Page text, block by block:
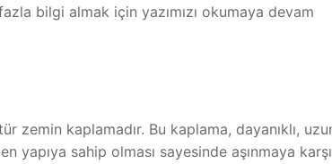
bilgi almak için yazımızı okumaya devam
zemin kaplamadır. Bu kaplama, dayanıklı,
sahip olması sayesinde aşınmaya karşı